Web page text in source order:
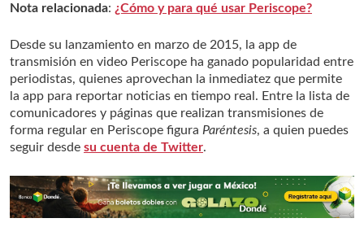
Nota relacionada: ¿Cómo y para qué usar Periscope?
Desde su lanzamiento en marzo de 2015, la app de
transmisión en video Periscope ha ganado popularidad entre
periodistas, quienes aprovechan la inmediatez que permite
la app para reportar noticias en tiempo real. Entre la lista de
comunicadores y páginas que realizan transmisiones de
forma regular en Periscope figura Paréntesis, a quien puedes
seguir desde su cuenta de Twitter.